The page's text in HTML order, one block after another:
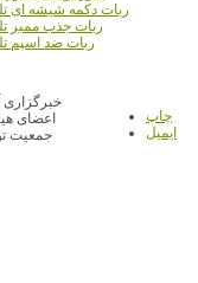
ربات دکمه شیشه ای
ربات جذب ممبر
ربات ضد اسپم
چاپ
ایمیل
خبرگزاری
اعضای
جمعیت